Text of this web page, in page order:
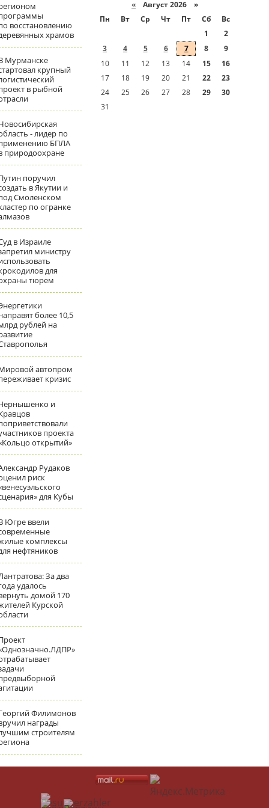
восстановлению
храмов
Мурманске
крупный
в рыбной
- лидер по
БПЛА
природоохране
поручил
в Якутии и
Смоленском
по огранке
в Израиле
министру
для
тюрем
более 10,5
рублей на
автопром
кризис
и
проекта
открытий»
Рудаков
риск
для Кубы
Югре ввели
комплексы
нефтяников
За два
удалось
домой 170
Курской
Филимонов
награды
строителям
« Август 2026 »
Пн
Вт Ср Чт Пт Сб
Вс
1
2
3
4 5 6 7 8
9
10
11 12 13 14 15
16
17
18 19 20 21 22
23
24
25 26 27 28 29
30
31